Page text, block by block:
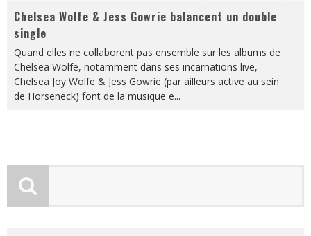
Chelsea Wolfe & Jess Gowrie balancent un double
single
Quand elles ne collaborent pas ensemble sur les albums de
Chelsea Wolfe, notamment dans ses incarnations live,
Chelsea Joy Wolfe & Jess Gowrie (par ailleurs active au sein
de Horseneck) font de la musique e...